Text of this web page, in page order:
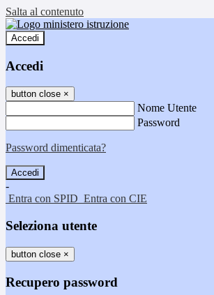
Salta al contenuto
Accedi
Accedi
button close ×
Nome Utente
Password
Password dimenticata?
-
Entra con SPID Entra con CIE
Seleziona utente
button close ×
Recupero password